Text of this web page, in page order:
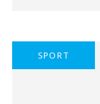
SPORT